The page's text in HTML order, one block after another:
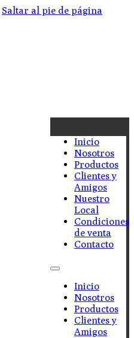
Saltar al pie de página
Inicio
Nosotros
Productos
Clientes y
Amigos
Nuestro
Local
Condiciones
de venta
Contacto
Inicio
Nosotros
Productos
Clientes y
Amigos